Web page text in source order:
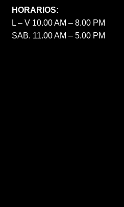
HORARIOS:
L – V 10.00 AM – 8.00 PM
SAB. 11.00 AM – 5.00 PM